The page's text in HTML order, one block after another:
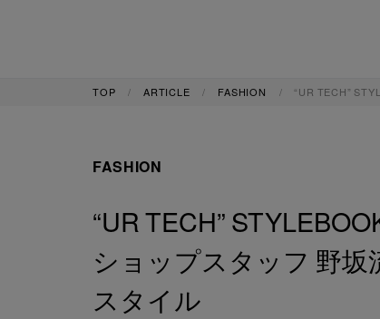
TOP ARTICLE FASHION “UR TECH”
FASHION
“UR TECH”
ショップスタッフ 野
スタイル